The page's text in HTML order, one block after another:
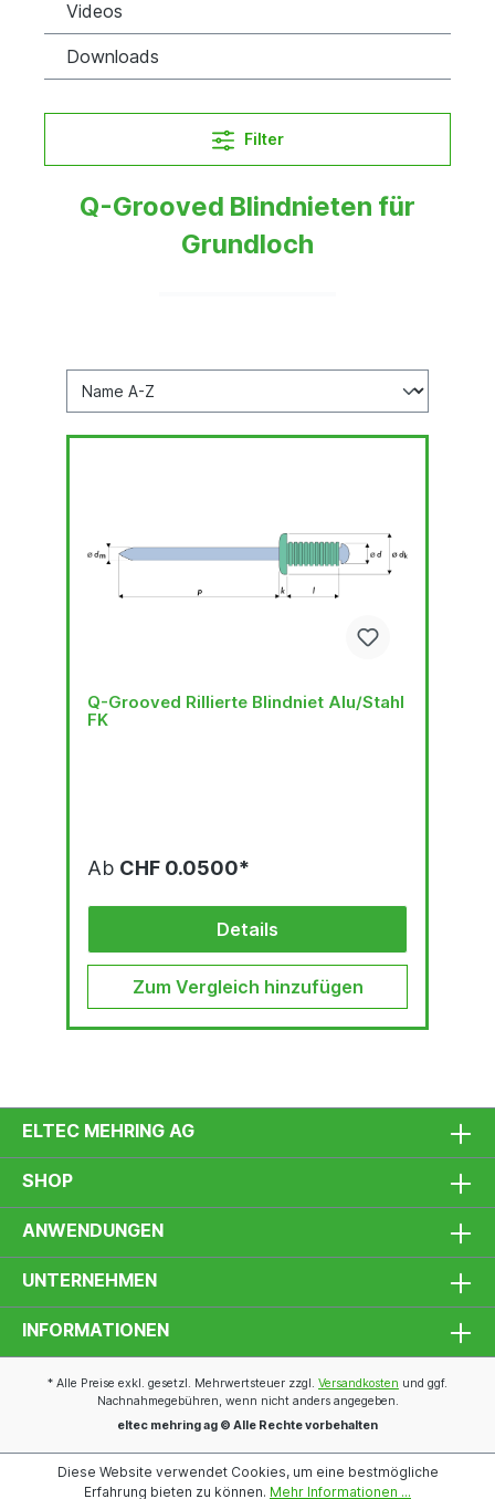
Videos
Downloads
Filter
Q-Grooved Blindnieten für
Grundloch
Q-Grooved Rillierte Blindniet Alu/Stahl
FK
Ab CHF 0.0500*
Details
Zum Vergleich hinzufügen
ELTEC MEHRING AG
SHOP
ANWENDUNGEN
UNTERNEHMEN
INFORMATIONEN
* Alle Preise exkl. gesetzl. Mehrwertsteuer zzgl. Versandkosten und ggf.
Nachnahmegebühren, wenn nicht anders angegeben.
eltec mehring ag © Alle Rechte vorbehalten
Diese Website verwendet Cookies, um eine bestmögliche
Erfahrung bieten zu können. Mehr Informationen ...